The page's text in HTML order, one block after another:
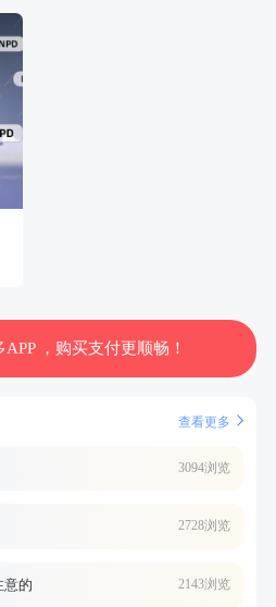
，购买支付更顺畅！
查看更多
3094浏览
2728浏览
意的 2143浏览